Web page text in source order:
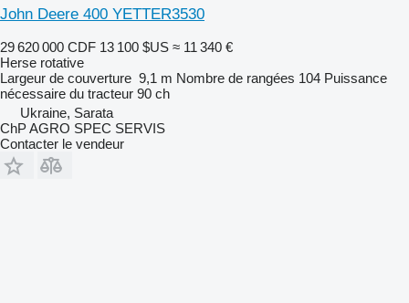
John Deere 400 YETTER3530
29 620 000 CDF 13 100 $US ≈ 11 340 €
Herse rotative
Largeur de couverture 9,1 m Nombre de rangées 104 Puissance
nécessaire du tracteur 90 ch
Ukraine, Sarata
ChP AGRO SPEC SERVIS
Contacter le vendeur